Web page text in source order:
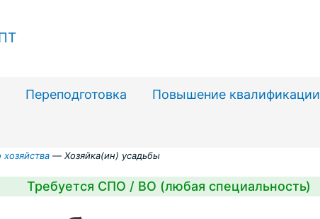
Переподготовка Повышение квалификации
— Хозяйка(ин) усадьбы
Требуется СПО / ВО (любая специальность)